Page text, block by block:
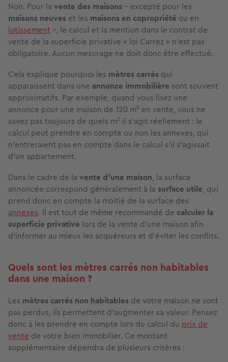
Non. Pour la vente des maisons – excepté pour les
maisons neuves et les maisons en copropriété ou en
lotissement –, le calcul et la mention dans le contrat de
vente de la superficie privative « loi Carrez » n'est pas
obligatoire. Aucun mesurage ne doit donc être effectué.
Cela explique pourquoi les mètres carrés qui
apparaissent dans une annonce immobilière sont souvent
approximatifs. Par exemple, quand vous lisez une
annonce pour une maison de 120 m² en vente, vous ne
savez pas toujours de quels m² il s'agit réellement : le
calcul peut prendre en compte ou non les annexes, qui
n'entreraient pas en compte dans le calcul s'il s'agissait
d'un appartement.
Dans le cadre de la vente d'une maison, la surface
annoncée correspond généralement à la surface utile, qui
prend donc en compte la moitié de la surface des
annexes. Il est tout de même recommandé de calculer la
superficie privative lors de la vente d'une maison afin
d'informer au mieux les acquéreurs et d’éviter les conflits.
Quels sont les mètres carrés non habitables
dans une maison ?
Les mètres carrés non habitables de votre maison ne sont
pas perdus, ils permettent d'augmenter sa valeur. Pensez
donc à les prendre en compte lors du calcul du prix de
vente de votre bien immobilier. Ce montant
supplémentaire dépendra de plusieurs critères :